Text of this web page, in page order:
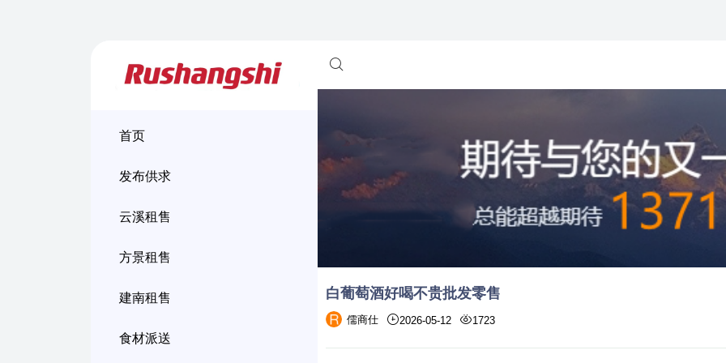
首页
发布供求
云溪租售
方景租售
建南租售
食材派送
白葡萄酒好喝不贵批发零售
儒商仕 2026-05-12 1723